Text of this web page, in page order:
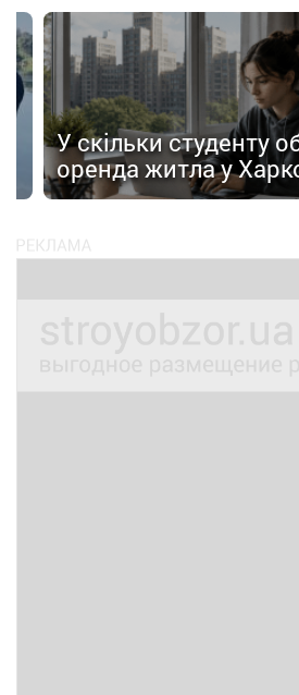
У скільки студенту
оренда житла у